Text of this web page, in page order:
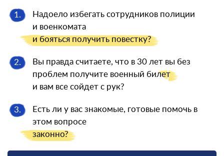
1.
Надоело избегать сотрудников полиции
и военкомата
и бояться получить повестку?
2.
Вы правда считаете, что в 30 лет вы без
проблем получите военный билет
и вам все сойдет с рук?
3.
Есть ли у вас знакомые, готовые помочь в
этом вопросе
законно?